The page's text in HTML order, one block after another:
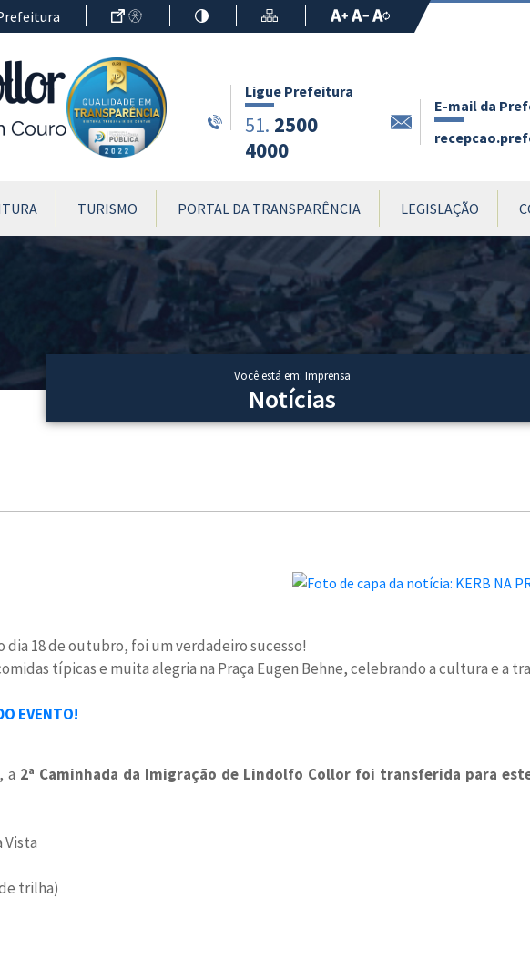
Ir para o Conteúdo
AcessibilidadeAlto ContrasteMapa do Site Aumentar Fonte
Diminuir Fonte
Fonte Original
Ligue Prefeitura
51. 2500
4000
E-mail da
TURISMO PORTAL DA TRANSPARÊNCIA LEGISLAÇÃO
Você está em: Imprensa
Notícias
dia 18 de outubro, foi um verdadeiro sucesso!
típicas e muita alegria na Praça Eugen Behne, celebrando a cultura e a
EVENTO!
a 2ª Caminhada da Imigração de Lindolfo Collor foi transferida para
Vista
trilha)